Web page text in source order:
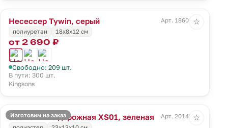
Несессер Tywin, серый
Арт. 18601.10
полиуретан
18x8x12 см
от 2 690 ₽
Свободно: 209 шт.
В пути: 300 шт.
Kingsons
☆
Изготовим на заказ
Косметичка дорожная XS01, зеленая
Арт. 20143.90
☆